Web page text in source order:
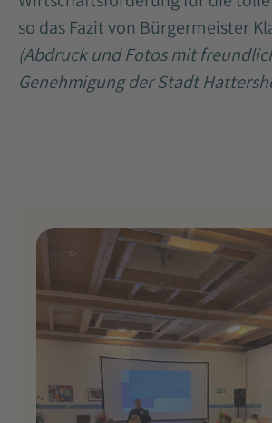
so das Fazit von Bürgermeister
(Abdruck und Fotos mit
Genehmigung der Stadt